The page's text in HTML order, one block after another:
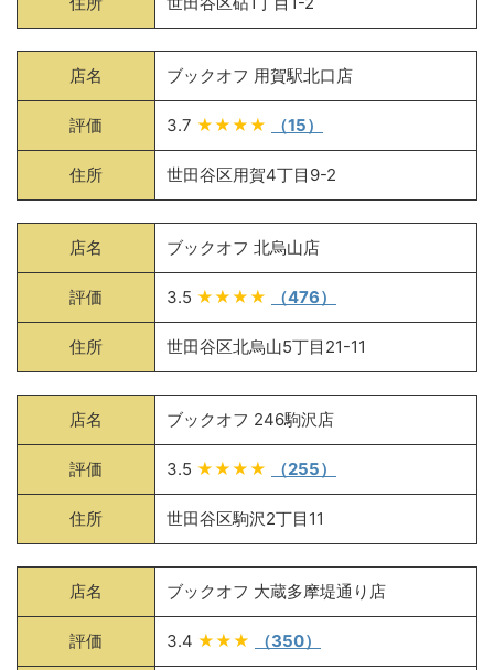
店名 ブックオフ 用賀駅北口店
評価 3.7 ★★★★ （15）
住所 世田谷区用賀4丁目9-2
店名 ブックオフ 北烏山店
評価 3.5 ★★★★ （476）
住所 世田谷区北烏山5丁目21-11
店名 ブックオフ 246駒沢店
評価 3.5 ★★★★ （255）
住所 世田谷区駒沢2丁目11
店名 ブックオフ 大蔵多摩堤通り店
評価 3.4 ★★★ （350）